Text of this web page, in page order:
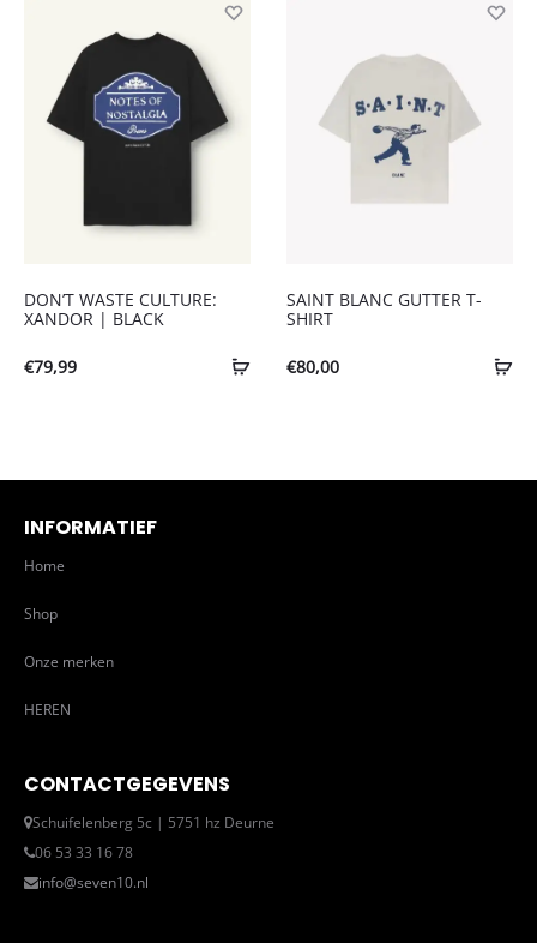
€39,50.
DON’T WASTE CULTURE:
XANDOR | BLACK
€79,99
SAINT BLANC GUTTER T-
SHIRT
€80,00
INFORMATIEF
Home
Shop
Onze merken
HEREN
CONTACTGEGEVENS
Schuifelenberg 5c | 5751 hz Deurne
06 53 33 16 78
info@seven10.nl